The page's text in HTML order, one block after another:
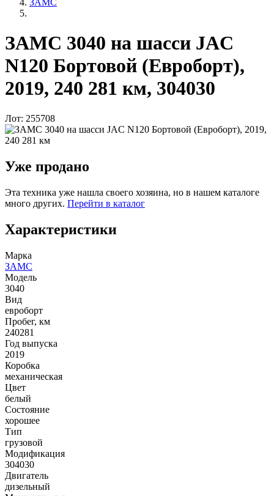
ЗАМС
ЗАМС 3040 на шасси JAC
N120 Бортовой (Евроборт),
2019, 240 281 км, 304030
Лот: 255708
Уже продано
Эта техника уже нашла своего хозяина, но в нашем каталоге
много других. Перейти в каталог
Характеристики
Марка
ЗАМС
Модель
3040
Вид
евроборт
Пробег, км
240281
Год выпуска
2019
Коробка
механическая
Цвет
белый
Состояние
хорошее
Тип
грузовой
Модификация
304030
Двигатель
дизельный